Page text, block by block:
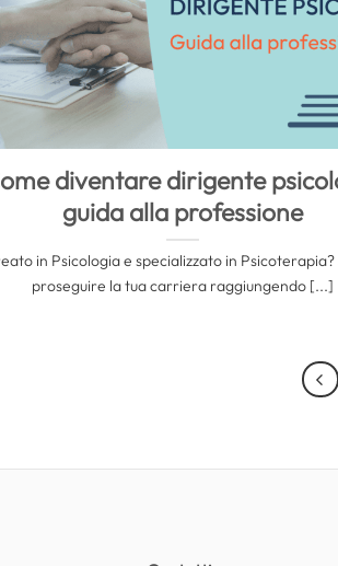
diventare dirigente
guida alla professione
in Psicologia e specializzato in Psicoterapia?
proseguire la tua carriera raggiungendo [...]